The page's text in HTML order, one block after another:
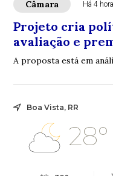
Câmara Há 4
Projeto cria
avaliação e
A proposta está em
Boa Vista, RR
28°